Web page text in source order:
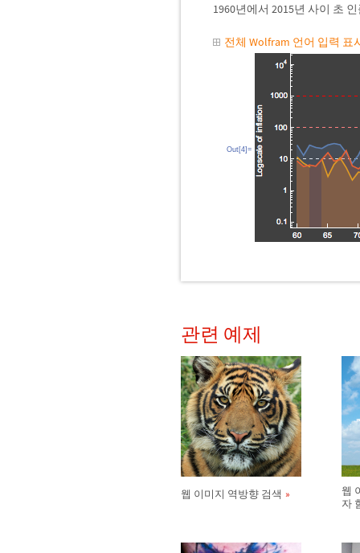
1960년에서 2015년 사이 초
전체 Wolfram 언어 입력 표
Out[4]=
관련 예제
웹 이미지 역방향 검색
웹
자